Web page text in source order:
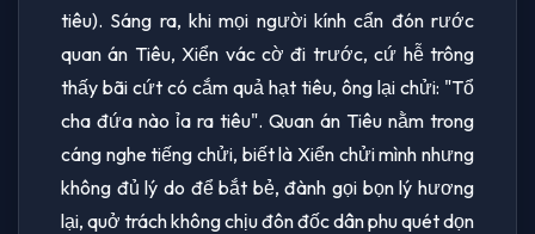
tiêu). Sáng ra, khi mọi người kính cẩn đón rước
quan án Tiêu, Xiển vác cờ đi trước, cứ hễ trông
thấy bãi cứt có cắm quả hạt tiêu, ông lại chửi: "Tổ
cha đứa nào ỉa ra tiêu". Quan án Tiêu nằm trong
cáng nghe tiếng chửi, biết là Xiển chửi mình nhưng
không đủ lý do để bắt bẻ, đành gọi bọn lý hương
lại, quở trách không chịu đôn đốc dân phu quét dọn